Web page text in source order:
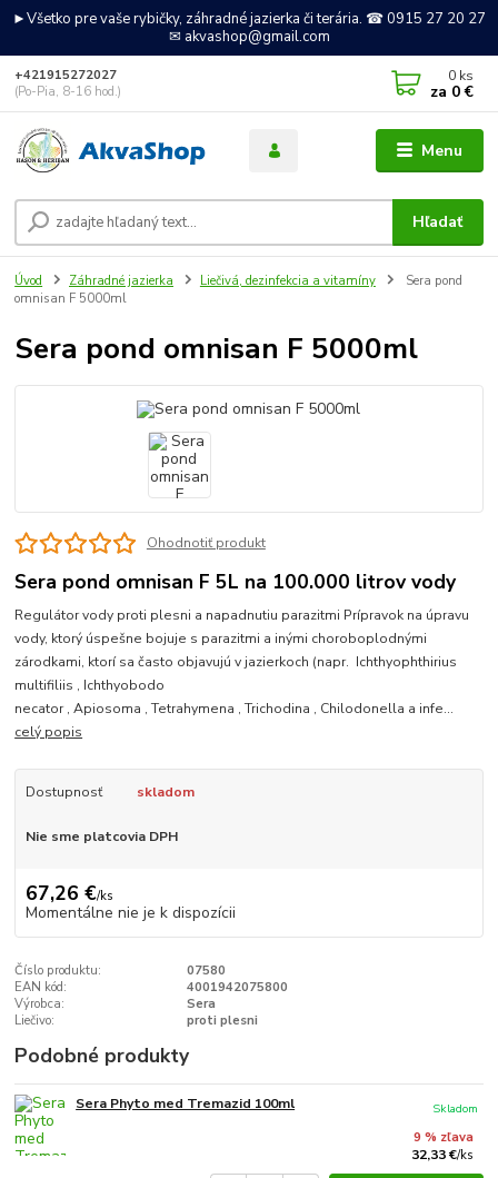
►Všetko pre vaše rybičky, záhradné jazierka či terária. ☎ 0915 27 20 27
✉ akvashop@gmail.com
Menu
Hľadať
+421915272027
(Po-Pia, 8-16 hod.)
0 ks
za 0 €
Úvod Záhradné jazierka Liečivá, dezinfekcia a vitamíny
Sera pond
omnisan F 5000ml
Sera pond omnisan F 5000ml
Ohodnotiť produkt
Sera pond omnisan F 5L na 100.000 litrov vody
Regulátor vody proti plesni a napadnutiu parazitmi Prípravok na úpravu
vody, ktorý úspešne bojuje s parazitmi a inými choroboplodnými
zárodkami, ktorí sa často objavujú v jazierkoch (napr. Ichthyophthirius
multifiliis , Ichthyobodo
necator , Apiosoma , Tetrahymena , Trichodina , Chilodonella a infe...
celý popis
Dostupnosť skladom
Nie sme platcovia DPH
67,26 €/ks
Momentálne nie je k dispozícii
Číslo produktu:
07580
EAN kód:
4001942075800
Výrobca:
Sera
Liečivo:
proti plesni
Podobné produkty
Sera Phyto med Tremazid 100ml
9 % zľava
32,33 €/ks
Skladom